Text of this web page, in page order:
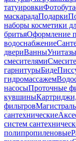
татуировки
маскарадаПодарки
наборы косметики
бритьяОформление
водоснабжение
двериВанныУнитазы
смесителями
гарнитурыБиде
гидромассажем
насосыПроточные
кувшины
фильтров
сантехнические
систем
полипропиленовые